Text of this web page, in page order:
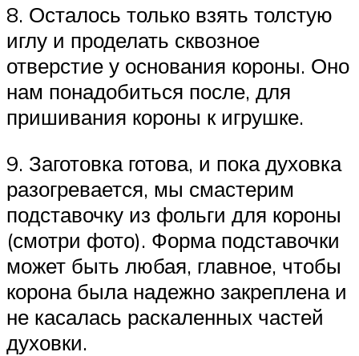
8. Осталось только взять толстую
иглу и проделать сквозное
отверстие у основания короны. Оно
нам понадобиться после, для
пришивания короны к игрушке.
9. Заготовка готова, и пока духовка
разогревается, мы смастерим
подставочку из фольги для короны
(смотри фото). Форма подставочки
может быть любая, главное, чтобы
корона была надежно закреплена и
не касалась раскаленных частей
духовки.